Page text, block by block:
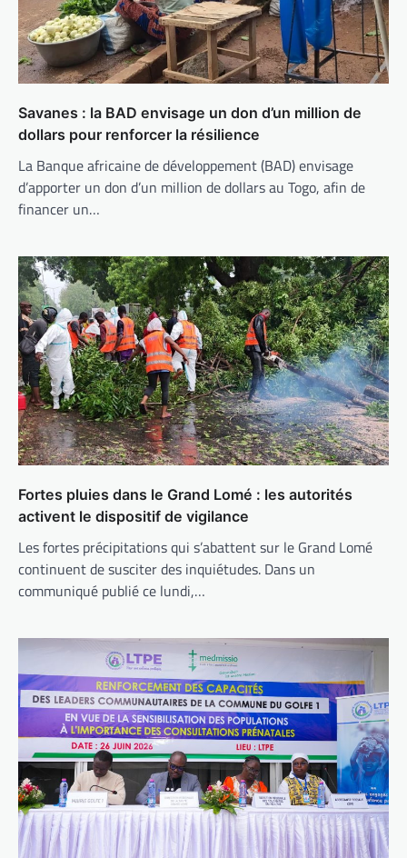
Savanes : la BAD envisage un don d’un million de
dollars pour renforcer la résilience
La Banque africaine de développement (BAD) envisage
d’apporter un don d’un million de dollars au Togo, afin de
financer un…
Fortes pluies dans le Grand Lomé : les autorités
activent le dispositif de vigilance
Les fortes précipitations qui s’abattent sur le Grand Lomé
continuent de susciter des inquiétudes. Dans un
communiqué publié ce lundi,…